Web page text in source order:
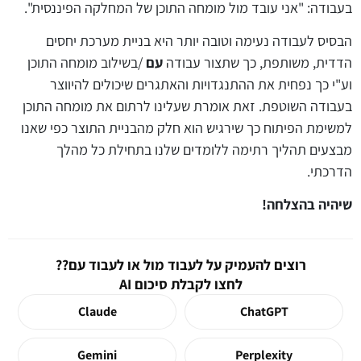
בעבודה: "אני עובד מול מומחה התוכן של המחלקה הפיננסית".
הבסיס לעבודה נעימה וטובה יותר היא בניית מערכת יחסים
הדדית, משותפת, כך שתצור עבודה עם /בשילוב מומחה התוכן
וע"י כך נפחית את ההתנגדויות והאתגרים שיכולים להיווצר
בעבודה השוטפת. זאת אומרת שעלינו לרתום את מומחה התוכן
למשימת הפיתוח כך שירגיש הוא חלק מהבניית התוצר כפי שאנו
מבצעים תהליך רתימה ללומדים שלנו בתחילת כל מהלך
הדרכתי.
שיהיה בהצלחה!
רוצים להעמיק על לעבוד מול או לעבוד עם??
לחצו לקבלת סיכום AI
ChatGPT
Claude
Perplexity
Gemini